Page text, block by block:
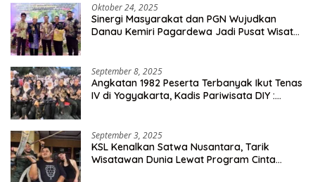
Oktober 24, 2025
Sinergi Masyarakat dan PGN Wujudkan
Danau Kemiri Pagardewa Jadi Pusat Wisata
September 8, 2025
Angkatan 1982 Peserta Terbanyak Ikut Tenas
IV di Yogyakarta, Kadis Pariwisata DIY :
September 3, 2025
KSL Kenalkan Satwa Nusantara, Tarik
Wisatawan Dunia Lewat Program Cinta